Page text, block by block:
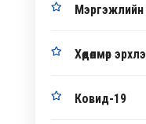
Мэргэжлийн
Хөдөлмөр
Ковид-19